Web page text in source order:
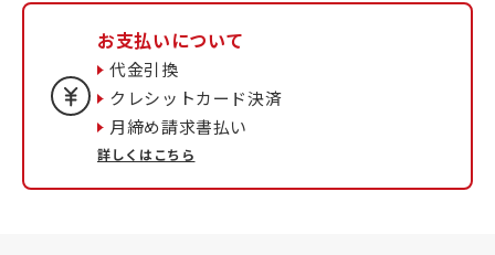
お支払いについて
代金引換
クレシットカード決済
月締め請求書払い
詳しくはこちら